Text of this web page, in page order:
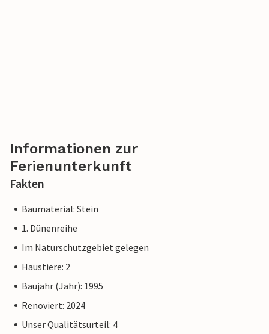
Informationen zur
Ferienunterkunft
Fakten
Baumaterial: Stein
1. Dünenreihe
Im Naturschutzgebiet gelegen
Haustiere: 2
Baujahr (Jahr): 1995
Renoviert: 2024
Unser Qualitätsurteil: 4